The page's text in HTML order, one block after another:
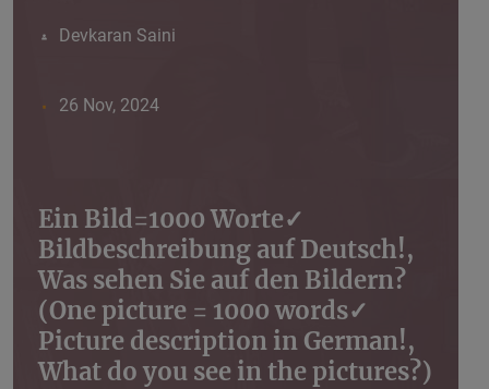
Devkaran Saini
26 Nov, 2024
Ein Bild=1000 Worte✓
Bildbeschreibung auf Deutsch!,
Was sehen Sie auf den Bildern?
(One picture = 1000 words✓
Picture description in German!,
What do you see in the pictures?)